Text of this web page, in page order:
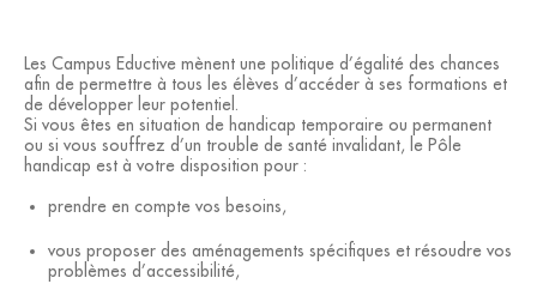
Les Campus Eductive mènent une politique d’égalité des chances
afin de permettre à tous les élèves d’accéder à ses formations et
de développer leur potentiel.
Si vous êtes en situation de handicap temporaire ou permanent
ou si vous souffrez d’un trouble de santé invalidant, le Pôle
handicap est à votre disposition pour :
prendre en compte vos besoins,
vous proposer des aménagements spécifiques et résoudre vos
problèmes d’accessibilité,